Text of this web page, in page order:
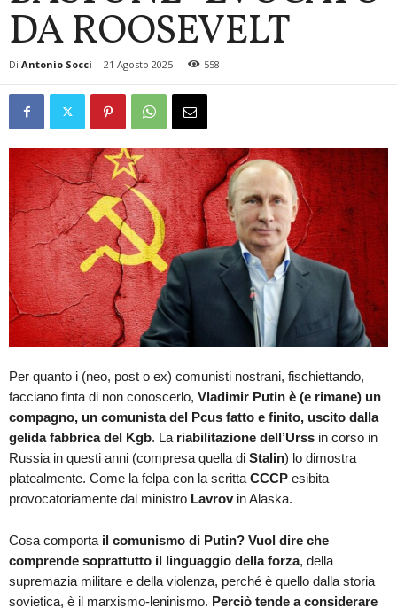
DA ROOSEVELT
Di Antonio Socci - 21 Agosto 2025 558
Per quanto i (neo, post o ex) comunisti nostrani, fischiettando,
facciano finta di non conoscerlo, Vladimir Putin è (e rimane) un
compagno, un comunista del Pcus fatto e finito, uscito dalla
gelida fabbrica del Kgb. La riabilitazione dell’Urss in corso in
Russia in questi anni (compresa quella di Stalin) lo dimostra
platealmente. Come la felpa con la scritta CCCP esibita
provocatoriamente dal ministro Lavrovin Alaska.
Cosa comporta il comunismo di Putin? Vuol dire che
comprende soprattutto il linguaggio della forza, della
supremazia militare e della violenza, perché è quello dalla storia
sovietica, è il marxismo-leninismo. Perciò tende a considerare